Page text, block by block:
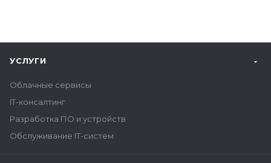
УСЛУГИ
Облачные сервисы
IT-консалтинг
Разработка ПО и устройств
Обслуживание IT-систем